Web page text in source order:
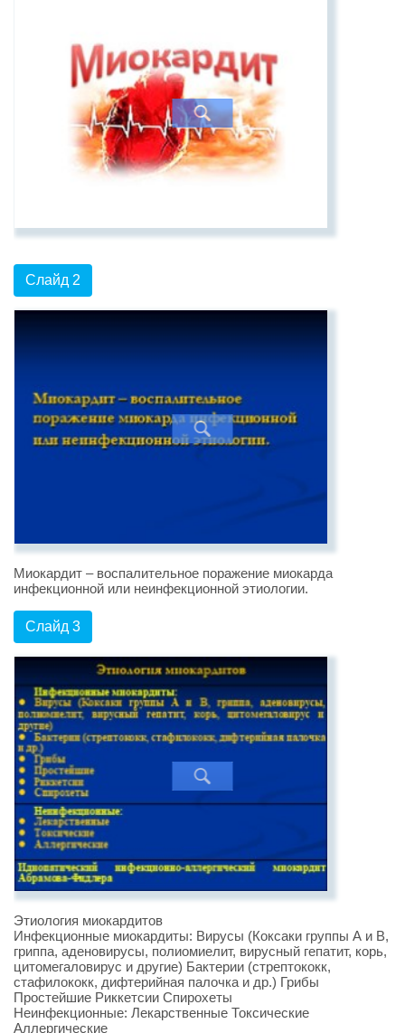
Слайд 2
Миокардит – воспалительное поражение миокарда
инфекционной или неинфекционной этиологии.
Слайд 3
Этиология миокардитов
Инфекционные миокардиты: Вирусы (Коксаки группы А и В,
гриппа, аденовирусы, полиомиелит, вирусный гепатит, корь,
цитомегаловирус и другие) Бактерии (стрептококк,
стафилококк, дифтерийная палочка и др.) Грибы
Простейшие Риккетсии Спирохеты
Неинфекционные: Лекарственные Токсические
Аллергические